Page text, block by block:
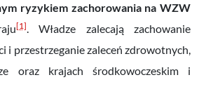
ryzykiem zachorowania na WZW
[1]. Władze zalecają zachowanie
i przestrzeganie zaleceń zdrowotnych,
oraz krajach środkowoczeskim i